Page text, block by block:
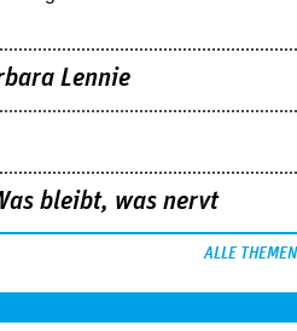
Lennie
bleibt, was nervt
ALLE THEMEN